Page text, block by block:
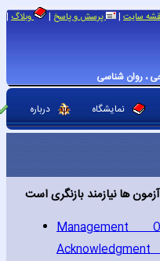
، روان شناسی
سایت | پرسش و پاسخ | وبلاگ |
نمایشگاه درباره
ها نیازمند بازنگری است
Management